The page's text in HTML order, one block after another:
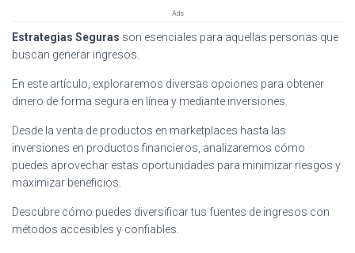
V
Ads
Estrategias Seguras son esenciales para aquellas personas que
buscan generar ingresos.
En este artículo, exploraremos diversas opciones para obtener
dinero de forma segura en línea y mediante inversiones.
Desde la venta de productos en marketplaces hasta las
inversiones en productos financieros, analizaremos cómo
puedes aprovechar estas oportunidades para minimizar riesgos y
maximizar beneficios.
Descubre cómo puedes diversificar tus fuentes de ingresos con
métodos accesibles y confiables.